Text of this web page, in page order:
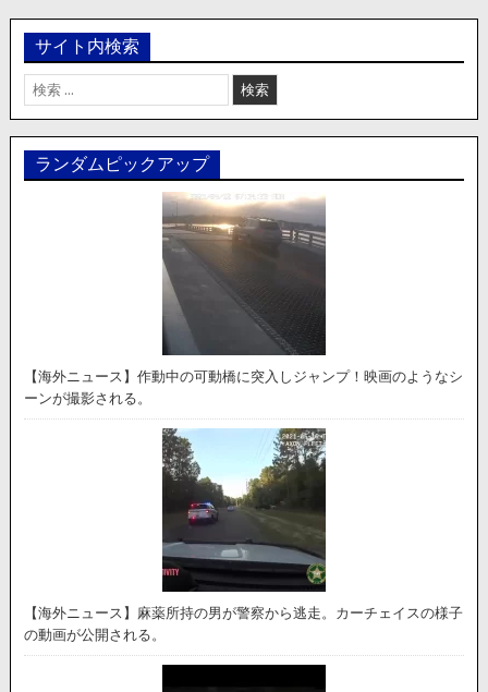
サイト内検索
検
索:
ランダムピックアップ
【海外ニュース】作動中の可動橋に突入しジャンプ！映画のようなシ
ーンが撮影される。
【海外ニュース】麻薬所持の男が警察から逃走。カーチェイスの様子
の動画が公開される。